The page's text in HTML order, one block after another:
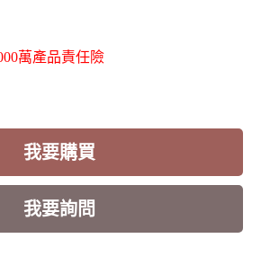
萬產品責任險
我要購買
我要詢問